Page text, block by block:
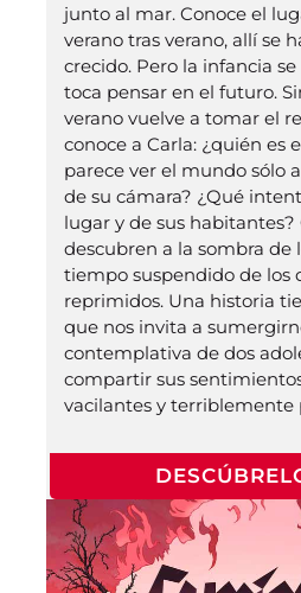
junto al mar. Conoce el
verano tras verano, allí se
crecido. Pero la infancia
toca pensar en el futuro.
verano vuelve a tomar el
conoce a Carla: ¿quién es
parece ver el mundo sólo
de su cámara? ¿Qué
lugar y de sus habitantes?
descubren a la sombra de
tiempo suspendido de los
reprimidos. Una historia
que nos invita a
contemplativa de dos
compartir sus
vacilantes y terriblemente